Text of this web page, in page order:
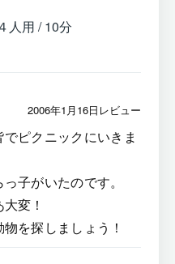
人用 / 10分
2006年1月16日レビュー
ピクニックにいきま
子がいたのです。
変！
を探しましょう！